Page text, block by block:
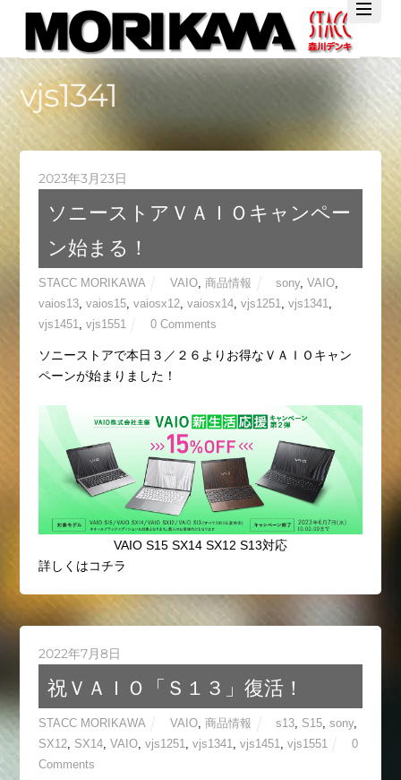
TwitterFacebook
YouTube
vjs1341
2023年3月23日
ソニーストアＶＡＩＯキャンペー
ン始まる！
STACC MORIKAWA VAIO, 商品情報 sony,VAIO
vaios13, vaios15, vaiosx12, vaiosx14, vjs1251 vjs1341
vjs1451
vjs1551 0 Comments
ソニーストアで本日３／２６よりお得なＶＡＩＯキャン
ペーンが始まりました！
VAIO S15 SX14 SX12 S13対応
詳しくはコチラ
2022年7月8日
祝ＶＡＩＯ「Ｓ１３」復活！
STACC MORIKAWA VAIO, 商品情報 s13 S15 ,sony,
SX12, SX14, VAIO, vjs1251 vjs1341 vjs1451 vjs1551
0
Comments